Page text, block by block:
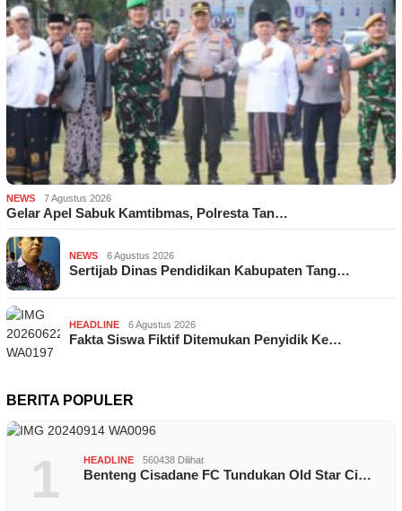
NEWS 7 Agustus 2026
Gelar Apel Sabuk Kamtibmas, Polresta Tan…
NEWS 6 Agustus 2026
Sertijab Dinas Pendidikan Kabupaten Tang…
HEADLINE 6 Agustus 2026
Fakta Siswa Fiktif Ditemukan Penyidik Ke…
BERITA POPULER
1 HEADLINE 560438 Dilihat
Benteng Cisadane FC Tundukan Old Star Ci…